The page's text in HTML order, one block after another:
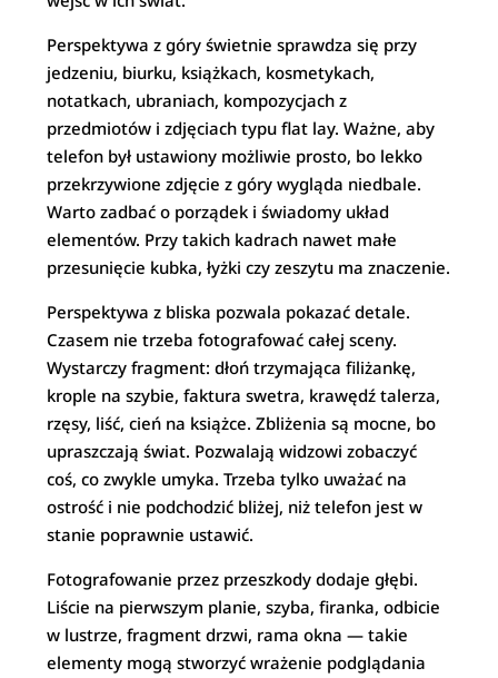
Perspektywa z góry świetnie sprawdza się przy
jedzeniu, biurku, książkach, kosmetykach,
notatkach, ubraniach, kompozycjach z
przedmiotów i zdjęciach typu flat lay. Ważne, aby
telefon był ustawiony możliwie prosto, bo lekko
przekrzywione zdjęcie z góry wygląda niedbale.
Warto zadbać o porządek i świadomy układ
elementów. Przy takich kadrach nawet małe
przesunięcie kubka, łyżki czy zeszytu ma znaczenie.
Perspektywa z bliska pozwala pokazać detale.
Czasem nie trzeba fotografować całej sceny.
Wystarczy fragment: dłoń trzymająca filiżankę,
krople na szybie, faktura swetra, krawędź talerza,
rzęsy, liść, cień na książce. Zbliżenia są mocne, bo
upraszczają świat. Pozwalają widzowi zobaczyć
coś, co zwykle umyka. Trzeba tylko uważać na
ostrość i nie podchodzić bliżej, niż telefon jest w
stanie poprawnie ustawić.
Fotografowanie przez przeszkody dodaje głębi.
Liście na pierwszym planie, szyba, firanka, odbicie
w lustrze, fragment drzwi, rama okna — takie
elementy mogą stworzyć wrażenie podglądania